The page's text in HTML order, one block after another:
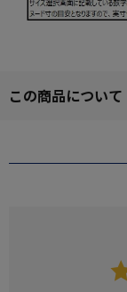
この商品について